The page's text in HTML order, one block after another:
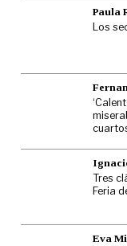
Paula
Los
Tres
Feria
Eva